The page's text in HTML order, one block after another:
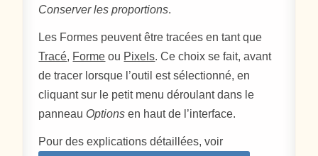
Conserver les proportions.
Les Formes peuvent être tracées en tant que
Tracé, Forme ou Pixels. Ce choix se fait, avant
de tracer lorsque l’outil est sélectionné, en
cliquant sur le petit menu déroulant dans le
panneau Options en haut de l’interface.
Pour des explications détaillées, voir